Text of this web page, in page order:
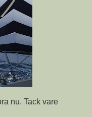
nu. Tack vare